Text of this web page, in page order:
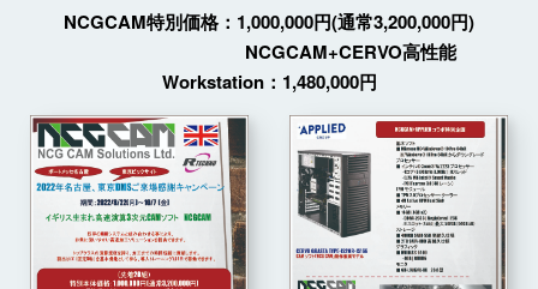
NCGCAM特別価格：1,000,000円(通常3,200,000円)
NCGCAM+CERVO高性能
Workstation：1,480,000円